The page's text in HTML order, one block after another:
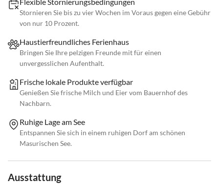
Flexible Stornierungsbedingungen
Stornieren Sie bis zu vier Wochen im Voraus gegen eine Gebühr
von nur 10 Prozent.
Haustierfreundliches Ferienhaus
Bringen Sie Ihre pelzigen Freunde mit für einen
unvergesslichen Aufenthalt.
Frische lokale Produkte verfügbar
Genießen Sie frische Milch und Eier vom Bauernhof des
Nachbarn.
Ruhige Lage am See
Entspannen Sie sich in einem ruhigen Dorf am schönen
Masurischen See.
Ausstattung